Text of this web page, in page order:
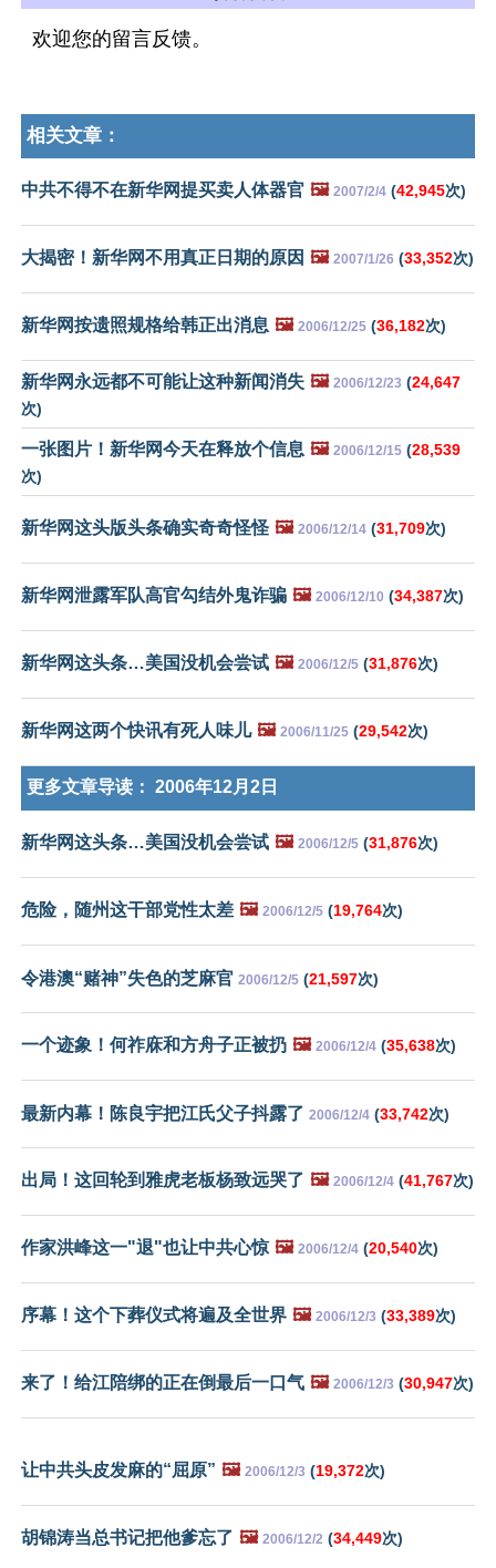
欢迎您的留言反馈。
相关文章：
中共不得不在新华网提买卖人体器官 🖼️ 2007/2/4 (42,945次)
大揭密！新华网不用真正日期的原因 🖼️ 2007/1/26 (33,352次)
新华网按遗照规格给韩正出消息 🖼️ 2006/12/25 (36,182次)
新华网永远都不可能让这种新闻消失 🖼️ 2006/12/23 (24,647
次)
一张图片！新华网今天在释放个信息 🖼️ 2006/12/15 (28,539
次)
新华网这头版头条确实奇奇怪怪 🖼️ 2006/12/14 (31,709次)
新华网泄露军队高官勾结外鬼诈骗 🖼️ 2006/12/10 (34,387次)
新华网这头条…美国没机会尝试 🖼️ 2006/12/5 (31,876次)
新华网这两个快讯有死人味儿 🖼️ 2006/11/25 (29,542次)
更多文章导读： 2006年12月2日
新华网这头条…美国没机会尝试 🖼️ 2006/12/5 (31,876次)
危险，随州这干部党性太差 🖼️ 2006/12/5 (19,764次)
令港澳“赌神”失色的芝麻官 2006/12/5 (21,597次)
一个迹象！何祚庥和方舟子正被扔 🖼️ 2006/12/4 (35,638次)
最新内幕！陈良宇把江氏父子抖露了 2006/12/4 (33,742次)
出局！这回轮到雅虎老板杨致远哭了 🖼️ 2006/12/4 (41,767次)
作家洪峰这一"退"也让中共心惊 🖼️ 2006/12/4 (20,540次)
序幕！这个下葬仪式将遍及全世界 🖼️ 2006/12/3 (33,389次)
来了！给江陪绑的正在倒最后一口气 🖼️ 2006/12/3 (30,947次)
让中共头皮发麻的“屈原” 🖼️ 2006/12/3 (19,372次)
胡锦涛当总书记把他爹忘了 🖼️ 2006/12/2 (34,449次)